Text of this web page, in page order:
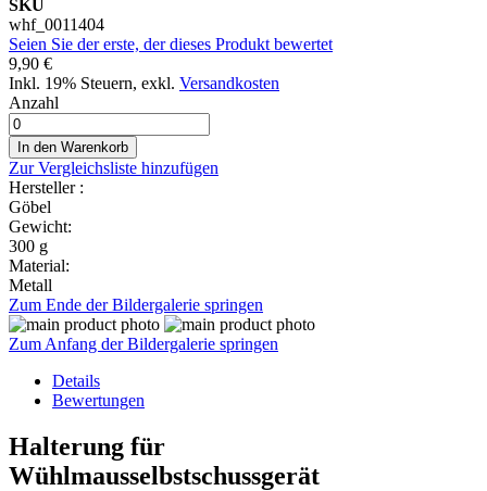
SKU
whf_0011404
Seien Sie der erste, der dieses Produkt bewertet
9,90 €
Inkl. 19% Steuern, exkl. Versandkosten
Anzahl
In den Warenkorb
Zur Vergleichsliste hinzufügen
Hersteller :
Göbel
Gewicht:
300 g
Material:
Metall
Zum Ende der Bildergalerie springen
Zum Anfang der Bildergalerie springen
Details
Bewertungen
Halterung für
Wühlmausselbstschussgerät